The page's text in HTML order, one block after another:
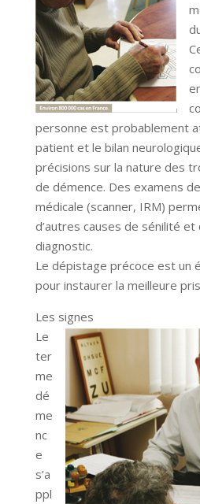
personne est probablement
patient et le bilan
précisions sur la nature des
de démence. Des examens
médicale (scanner, IRM)
d’autres causes de sénilité
diagnostic.
Le dépistage précoce est un
pour instaurer la meilleure
Les signes
Le
ter
me
dé
me
nc
e
s’a
ppl